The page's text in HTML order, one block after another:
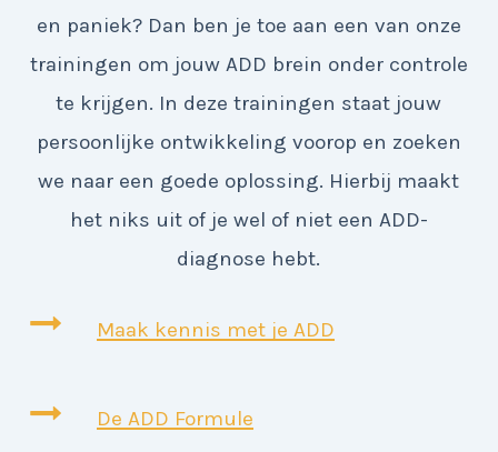
en paniek? Dan ben je toe aan een van onze
trainingen om jouw ADD brein onder controle
te krijgen. In deze trainingen staat jouw
persoonlijke ontwikkeling voorop en zoeken
we naar een goede oplossing. Hierbij maakt
het niks uit of je wel of niet een ADD-
diagnose hebt.
Maak kennis met je ADD
De ADD Formule